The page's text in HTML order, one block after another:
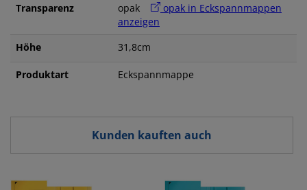
Transparenz opak
opak in Eckspannmappen
anzeigen
Höhe
31,8cm
Produktart Eckspannmappe
Kunden kauften auch